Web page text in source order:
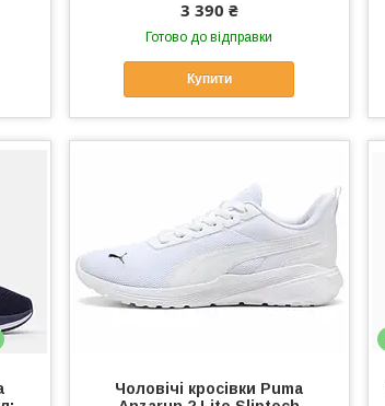
3 390 ₴
Готово до відправки
Купити
Чоловічі кросівки Puma